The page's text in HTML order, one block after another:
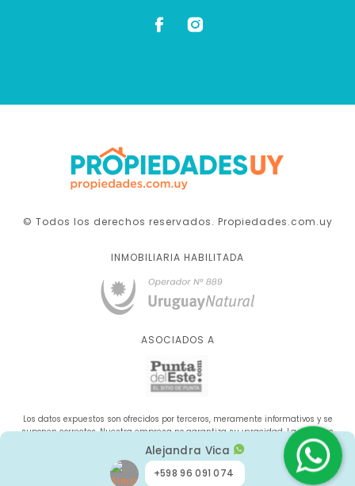
Alejandra Vica
+598 96 091 074
© Todos los derechos reservados. Propiedades.com.uy
INMOBILIARIA HABILITADA
ASOCIADOS A
Los datos expuestos son ofrecidos por terceros, meramente informativos y se
suponen correctos. Nuestra empresa no garantiza su veracidad. La oferta se
sujeta a errores, cambios de precio, omisión y/o retirada del mercado sin aviso
previo.